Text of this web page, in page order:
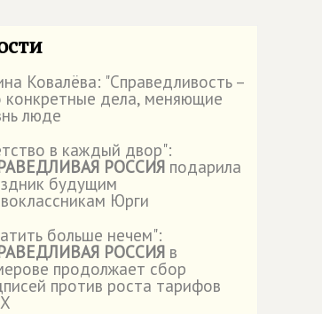
Ковалёва: "Справедливость –
конкретные дела, меняющие
люде
в каждый двор":
РОССИЯ подарила
будущим
Юрги
больше нечем":
РОССИЯ в
продолжает сбор
против роста тарифов